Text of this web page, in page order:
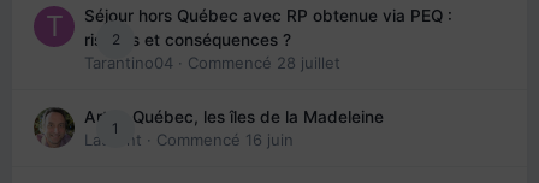
2
Séjour hors Québec avec RP obtenue via PEQ :
risques et conséquences ?
Tarantino04 · Commencé 28 juillet
1
Arte : Québec, les îles de la Madeleine
Laurent · Commencé 16 juin